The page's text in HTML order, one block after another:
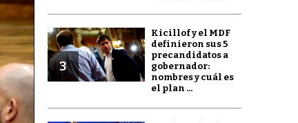
3
Kicillof y el MDF
definieron sus 5
precandidatos a
gobernador:
nombres y cuál es
el plan ...